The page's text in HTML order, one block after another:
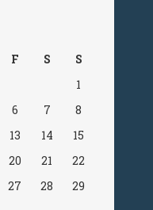
F S
S
1
6 7
8
13 14
15
20 21
22
27 28
29